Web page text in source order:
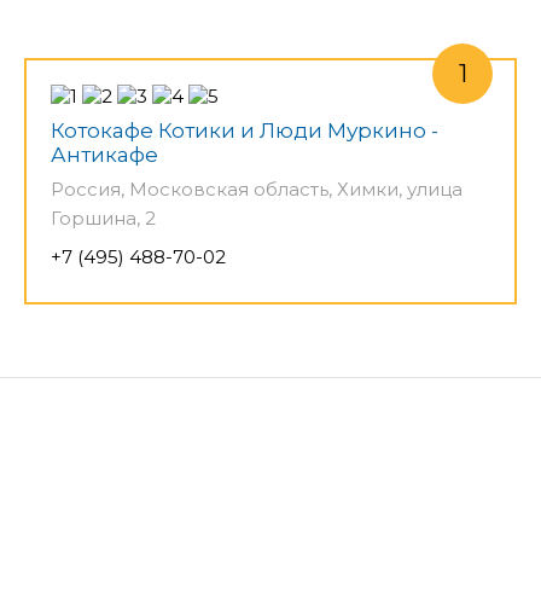
Котокафе Котики и Люди Муркино -
Антикафе
Россия, Московская область, Химки, улица
Горшина, 2
+7 (495) 488-70-02